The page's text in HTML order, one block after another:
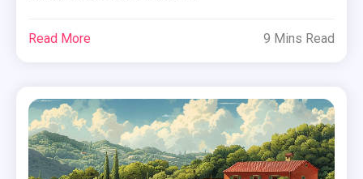
Read More 9 Mins Read